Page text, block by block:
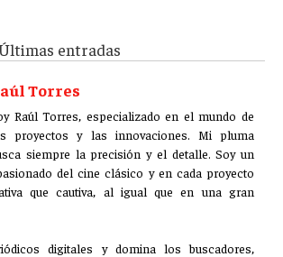
entradas
Torres
Raúl Torres, especializado en el mundo de
proyectos y las innovaciones. Mi pluma
siempre la precisión y el detalle. Soy un
del cine clásico y en cada proyecto
que cautiva, al igual que en una gran
digitales y domina los buscadores,